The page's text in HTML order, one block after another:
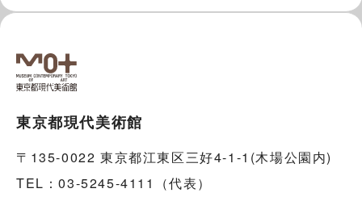
東京都現代美術館
〒135-0022 東京都江東区三好4-1-1(木場公園内)
TEL：03-5245-4111（代表）